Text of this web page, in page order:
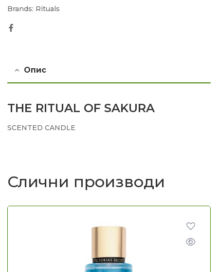
Brands: Rituals
Опис
THE RITUAL OF SAKURA
SCENTED CANDLE
Слични производи